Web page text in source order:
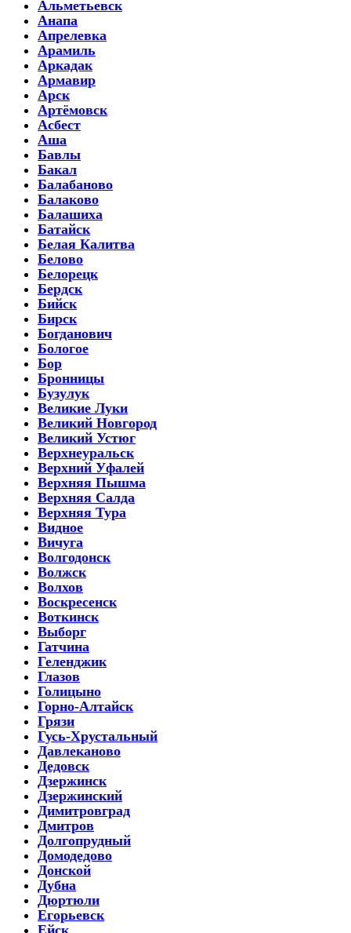
Альметьевск
Анапа
Апрелевка
Арамиль
Аркадак
Армавир
Арск
Артёмовск
Асбест
Аша
Бавлы
Бакал
Балабаново
Балаково
Балашиха
Батайск
Белая Калитва
Белово
Белорецк
Бердск
Бийск
Бирск
Богданович
Бологое
Бор
Бронницы
Бузулук
Великие Луки
Великий Новгород
Великий Устюг
Верхнеуральск
Верхний Уфалей
Верхняя Пышма
Верхняя Салда
Верхняя Тура
Видное
Вичуга
Волгодонск
Волжск
Волхов
Воскресенск
Воткинск
Выборг
Гатчина
Геленджик
Глазов
Голицыно
Горно-Алтайск
Грязи
Гусь-Хрустальный
Давлеканово
Дедовск
Дзержинск
Дзержинский
Димитровград
Дмитров
Долгопрудный
Домодедово
Донской
Дубна
Дюртюли
Егорьевск
Ейск